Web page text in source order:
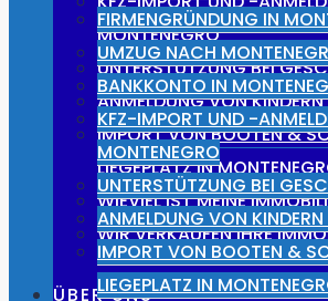
MONTENEGRO
UNTERSTÜTZUNG BEI
ANMELDUNG VON KINDERN
IMPORT VON BOOTEN &
LIEGEPLATZ IN
WIEVIEL IST MEINE
WIR VERKAUFEN IHRE
ÜBER UNS
FIRMENGRÜNDUNG IN
UMZUG NACH
BANKKONTO IN
KFZ-IMPORT UND -
MONTENEGRO
UNTERSTÜTZUNG BEI
ANMELDUNG VON KINDERN
IMPORT VON BOOTEN &
LIEGEPLATZ IN